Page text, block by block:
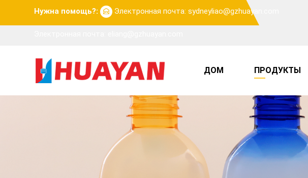
Нужна помощь?: Электронная почта: sydneyliao@gzhuayan.com
ДОМ ПРОДУКТЫ